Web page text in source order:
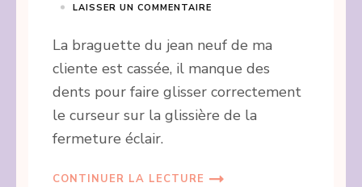
LAISSER UN COMMENTAIRE
La braguette du jean neuf de ma
cliente est cassée, il manque des
dents pour faire glisser correctement
le curseur sur la glissière de la
fermeture éclair.
CONTINUER LA LECTURE